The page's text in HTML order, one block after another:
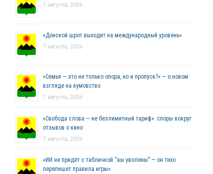
7 августа, 2026
«Донской шрот выходит на международный уровень»
7 августа, 2026
«Семья — это не только опора, но и пропуск?» — о новом
взгляде на кумовство
7 августа, 2026
«Свобода слова — не безлимитный тариф»: споры вокруг
отзывов о кино
7 августа, 2026
«ИИ не придёт с табличкой “вы уволены” — он тихо
перепишет правила игры»